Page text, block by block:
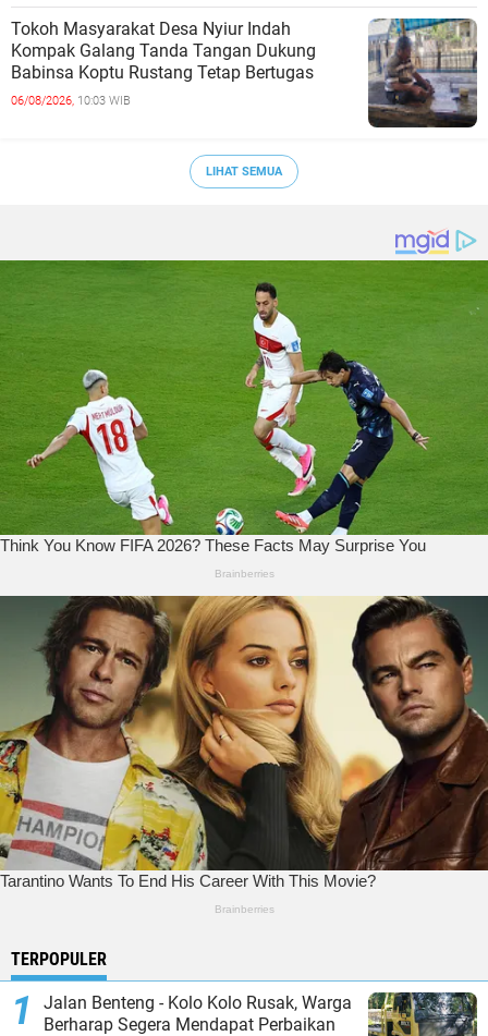
Tokoh Masyarakat Desa Nyiur Indah
Kompak Galang Tanda Tangan Dukung
Babinsa Koptu Rustang Tetap Bertugas
06/08/2026, 10:03 WIB
LIHAT SEMUA
TERPOPULER
Jalan Benteng - Kolo Kolo Rusak, Warga
Berharap Segera Mendapat Perbaikan